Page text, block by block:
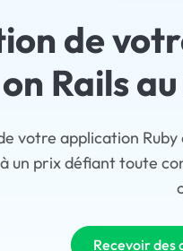
de
on Rails
votre application Ruby
un prix défiant toute
Recevoir des